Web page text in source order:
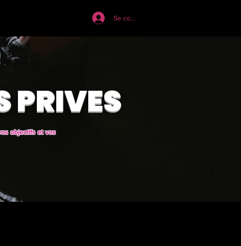
Se connecter
PRIVES
objectifs et vos